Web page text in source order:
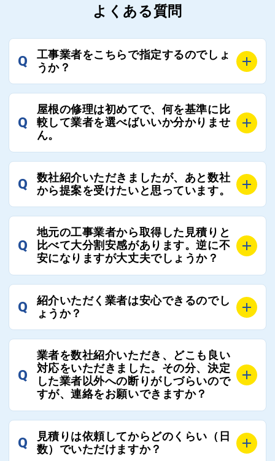
よくある質問
Q
工事業者をこちらで指定するのでしょ
うか？
お客様のご要望をお聞きし、条件に合った工事業者を
最大3社まで選定し、ご紹介いたします。
そのため、お客様に比較する業者を選定いただく必要
Q
屋根の修理は初めてで、何を基準に比
較して業者を選べばいいか分かりませ
ん。
選定基準はお客様によって異なりますが、価格はもち
ろんのこと、実績面や保証面、担当者の人柄や社歴、
し、総合的に判断ください。
また、選定に迷った際などは屋根コネクト事務局へご
連絡いただければ、お客様の屋根修理を全面的にフォ
ローさせていただきます。お気軽にご相談ください。
Q
数社紹介いただきましたが、あと数社
から提案を受けたいと思っています。
全国300社以上の登録業者がございますので、プラス
でご紹介の要望をいただければ、即時屋根コネクトに
て対応させていただきます。お気軽にお申し付けくだ
Q
地元の工事業者から取得した見積りと
比べて大分割安感があります。逆に不
安になりますが大丈夫でしょうか？
残念ながら、リフォーム業界は費用の内訳に不透明な
部分が多く、一見同じ工事でも１００万円以上の差が
屋根コネクトではそのような不安を抱えてしまう屋根
の修理において、適正で公正な工事業者選びのお手伝
いをさせていただくサイトでございます。
まだまだそのような業界だからこそ比較が重要になり
ますので、是非屋根コネクトを活用ください。
Q
紹介いただく業者は安心できるのでし
ょうか？
屋根コネクトでは、お客様の安心を支える「優良工事
業者チェック制度」を設けております。
屋根コネクトにて定期的にお客様アンケートを実施
し、そこで評価の低かった業者は事実確認の上で、屋
根コネクトの判断により即時登録を解除できる契約と
優良業者のみをご紹介できる体制により、お客様の安
心と信頼を維持しております。
Q
業者を数社紹介いただき、どこも良い
対応をいただきました。その分、決定
した業者以外への断りがしづらいので
すが、連絡をお願いできますか？
屋根コネクトにお任せください。屋根コネクトでは、
工事業者へのお断りも無料で代行しております。
Q
見積りは依頼してからどのくらい（日
数）でいただけますか？